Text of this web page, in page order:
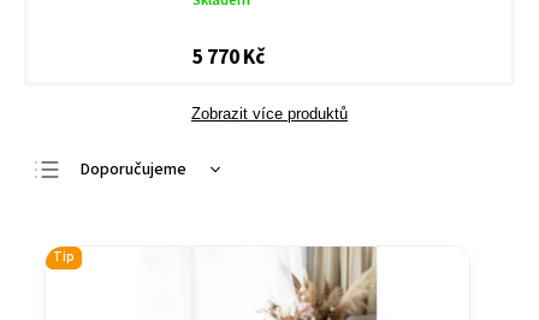
5 770 Kč
Zobrazit více produktů
Doporučujeme
Nejdražší
Tip